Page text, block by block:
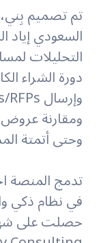
تم تصميم بِني،
السعودي
التحليلات
دورة الشراء
ومقارنة عروض
وحتى أتمتة
تدمج المنصة
في نظام ذكي